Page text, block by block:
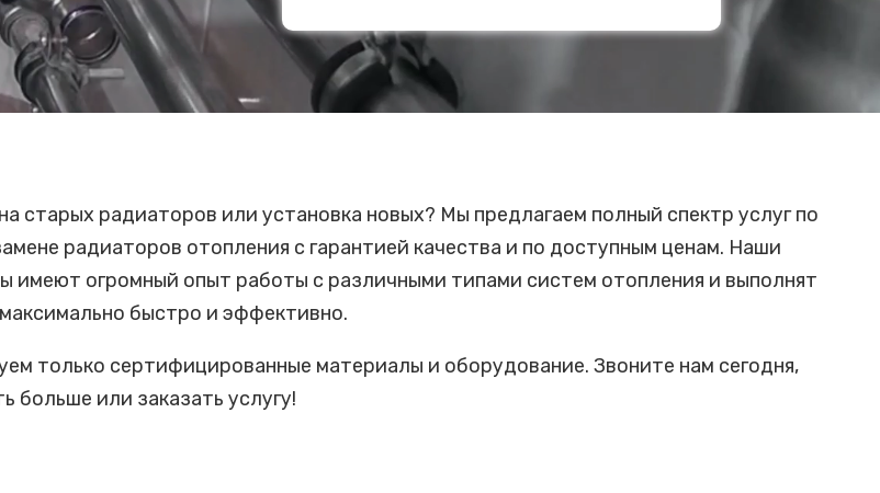
старых радиаторов или установка новых? Мы предлагаем полный спектр услуг по
радиаторов отопления с гарантией качества и по доступным ценам. Наши
имеют огромный опыт работы с различными типами систем отопления и выполнят
быстро и эффективно.
только сертифицированные материалы и оборудование. Звоните нам сегодня,
больше или заказать услугу!